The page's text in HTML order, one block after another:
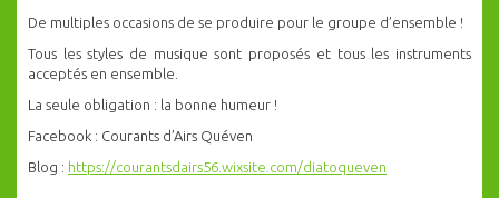
De multiples occasions de se produire pour le groupe d’ensemble !
Tous les styles de musique sont proposés et tous les instruments
acceptés en ensemble.
La seule obligation : la bonne humeur !
Facebook : Courants d’Airs Quéven
Blog : https://courantsdairs56. wixsite.com/diatoqueven